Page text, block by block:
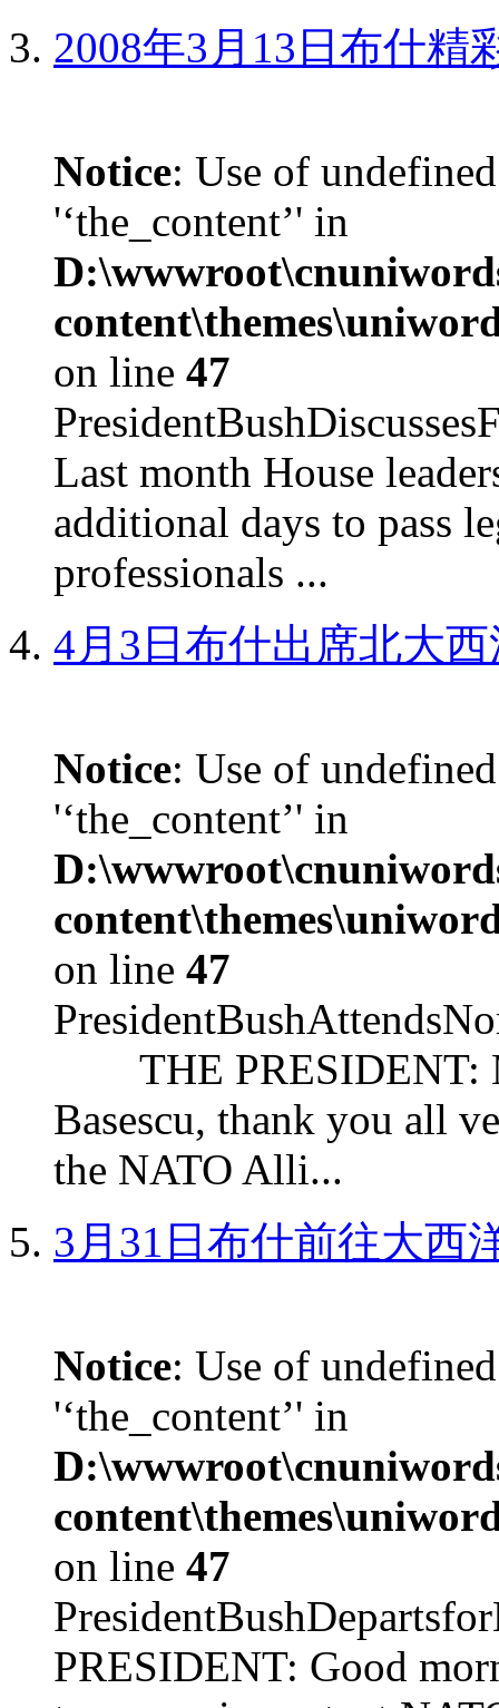
2008年3月13日布什精
Notice: Use of
'‘the_content’' in
on line 47
Last month House
additional days to pass
professionals ...
4月3日布什出席北大
Notice: Use of
'‘the_content’' in
on line 47
THE PRESIDENT:
Basescu, thank you all
the NATO Alli...
3月31日布什前往大西
Notice: Use of
'‘the_content’' in
on line 47
PRESIDENT: Good